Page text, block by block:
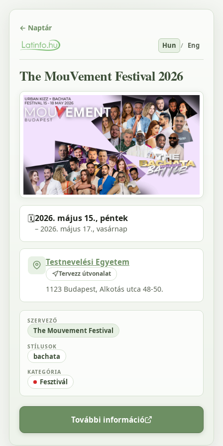
← Naptár
Hun / Eng
The MouVement Festival 2026
🗓️2026. május 15., péntek
– 2026. május 17., vasárnap
Testnevelési Egyetem
Tervezz útvonalat
1123 Budapest, Alkotás utca 48-50.
SZERVEZŐ
The Mouvement Festival
STÍLUSOK
bachata
KATEGÓRIA
Fesztivál
További információ